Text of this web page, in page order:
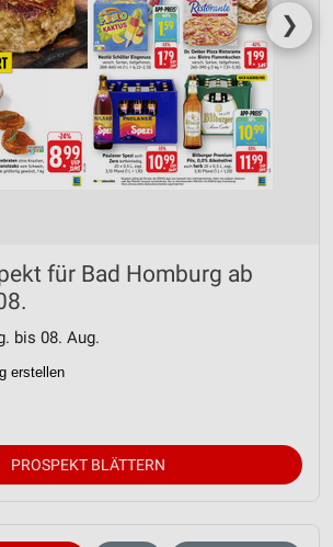
❯
für Bad Homburg ab
bis 08. Aug.
erstellen
PROSPEKT BLÄTTERN